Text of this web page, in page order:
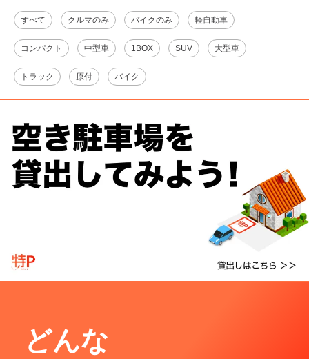
すべて クルマのみ バイクのみ 軽自動車
コンパクト 中型車 1BOX SUV 大型車
トラック 原付 バイク
どんな